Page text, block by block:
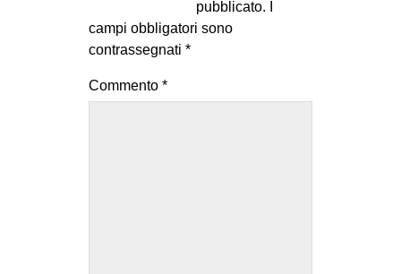
in
pubblicato.
campi obbligatori sono
contrassegnati *
Commento *